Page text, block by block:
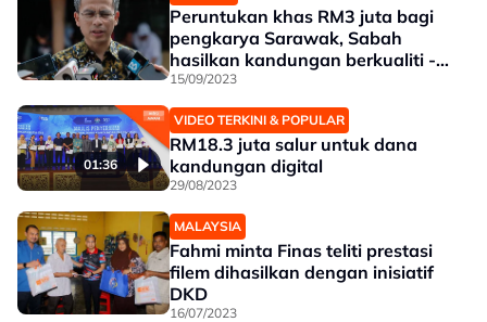
Peruntukan khas RM3 juta bagi
pengkarya Sarawak, Sabah
hasilkan kandungan berkualiti -
Fahmi
15/09/2023
01:36
VIDEO TERKINI & POPULAR
RM18.3 juta salur untuk dana
kandungan digital
29/08/2023
MALAYSIA
Fahmi minta Finas teliti prestasi
filem dihasilkan dengan inisiatif
DKD
16/07/2023